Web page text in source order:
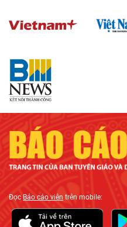
ĐọcBáo cáo viên trên mobile: